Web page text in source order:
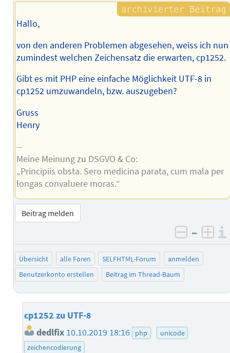
Hallo,
von den anderen Problemen abgesehen, weiss ich nun
zumindest welchen Zeichensatz die erwarten, cp1252.
Gibt es mit PHP eine einfache Möglichkeit UTF-8 in
cp1252 umzuwandeln, bzw. auszugeben?
Gruss
Henry
--
Meine Meinung zu DSGVO & Co:
„Principiis obsta. Sero medicina parata, cum mala per
longas convaluere moras.“
Beitrag melden
negativ
–
Übersicht alle Foren SELFHTML-Forum
anmelden
Benutzerkonto erstellen
Beitrag im Thread-Baum
cp1252 zu UTF-8
dedlfix 10.10.2019 18:16 php
unicode
zeichencodierung